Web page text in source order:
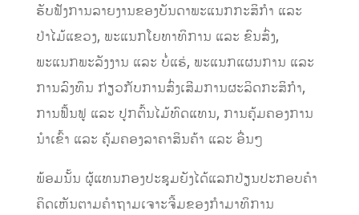
ຮັບຟັງການລາຍງານຂອງບັນດາພະແນກກະສິກຳ ແລະ
ປ່າໄມ້ແຂວງ, ພະແນກໂຍທາທິການ ແລະ ຂົນສົ່ງ,
ພະແນກພະລັງງານ ແລະ ບໍ່ແຮ່, ພະແນກແຜນການ ແລະ
ການລົງທຶນ ກ່ຽວກັບການສົ່ງເສີມການຜະລິດກະສິກຳ,
ການຟຶ້ນຟູ ແລະ ປູກຕົ້ນໄມ້ທົດແທນ, ການຄຸ້ມຄອງການ
ນຳເຂົ້າ ແລະ ຄຸ້ມຄອງລາຄາສິນຄ້າ ແລະ ອື່ນໆ
ພ້ອມນັ້ນ ຜູ້ແທນກອງປະຊຸມຍັງໄດ້ແລກປ່ຽນປະກອບຄຳ
ຄິດເຫັນຕາມຄຳຖາມເຈາະຈີ້ມຂອງກຳມາທິການ